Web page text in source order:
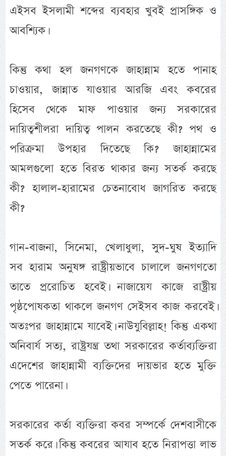
এইসব ইসলামী শব্দের ব্যবহার খুবই প্রাসঙ্গিক ও
আবশ্যিক।
কিন্তু কথা হল জনগণকে জাহান্নাম হতে পানাহ
চাওয়ার, জান্নাত যাওয়ার আরজি এবং কবরের
হিসেব থেকে মাফ পাওয়ার জন্য সরকারের
দায়িত্বশীলরা দায়িত্ব পালন করতেছে কী? পথ ও
পরিক্রমা উপহার দিতেছে কি? জাহান্নামের
আমলগুলো হতে বিরত থাকার জন্য সতর্ক করছে
কী? হালাল-হারামের চেতনাবোধ জাগরিত করছে
কী?
গান-বাজনা, সিনেমা, খেলাধুলা, সুদ-ঘুষ ইত্যাদি
সব হারাম অনুষঙ্গ রাষ্ট্রীয়ভাবে চালালে জনগণতো
তাতে প্ররোচিত হবেই। নাজায়েয কাজে রাষ্ট্রীয়
পৃষ্ঠপোষকতা থাকলে জনগণ সেইসব কাজ করবেই।
অতঃপর জাহান্নামে যাবেই। নাউযুবিল্লাহ! কিন্তু একথা
অনিবার্য সত্য, রাষ্ট্রযন্ত্র তথা সরকারের কর্তাব্যক্তিরা
এদেশের জাহান্নামী ব্যক্তিদের দায়ভার হতে মুক্তি
পেতে পারেনা।
সরকারের কর্তা ব্যক্তিরা কবর সম্পর্কে দেশবাসীকে
সতর্ক করে। কিন্তু কবরের আযাব হতে নিরাপত্তা লাভ